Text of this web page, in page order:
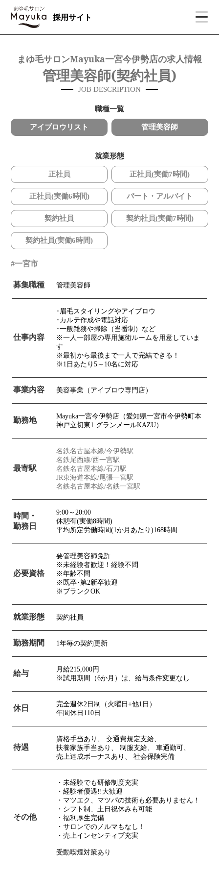
採用サイト
まゆ毛サロンMayuka一宮今伊勢店の求人情報
管理美容師(契約社員)
JOB DESCRIPTION
職種一覧
アイブロウリスト 管理美容師
就業形態
正社員 正社員(実働7時間)
正社員(実働6時間) パート・アルバイト
契約社員 契約社員(実働7時間)
契約社員(実働6時間)
一宮市
募集職種 管理美容師
仕事内容
･眉毛スタイリングやアイブロウ
･カルテ作成や電話対応
･一般雑務や掃除（当番制）など
※一人一部屋の専用施術ルームを用意していま
す
※最初から最後まで一人で完結できる！
※1日あたり5～10名に対応
事業内容 美容事業（アイブロウ専門店）
勤務地
Mayuka一宮今伊勢店（愛知県一宮市今伊勢町本
神戸立切東1 グランメールKAZU）
最寄駅
名鉄名古屋本線/今伊勢駅
名鉄尾西線/西一宮駅
名鉄名古屋本線/石刀駅
JR東海道本線/尾張一宮駅
名鉄名古屋本線/名鉄一宮駅
時間・
勤務日
9:00～20:00
休憩有(実働8時間)
平均所定労働時間(1か月あたり)168時間
必要資格
要管理美容師免許
※未経験者歓迎！経験不問
※年齢不問
※既卒･第2新卒歓迎
※ブランクOK
就業形態 契約社員
勤務期間 1年毎の契約更新
給与
月給215,000円
※試用期間（6か月）は、給与条件変更なし
休日
完全週休2日制（火曜日+他1日）
年間休日110日
待遇
資格手当あり、
交通費規定支給、
扶養家族手当あり、
制服支給、
車通勤可、
売上達成ボーナスあり、
社会保険完備
その他
・未経験でも研修制度充実
・経験者優遇!!大歓迎
・マツエク、マツパの技術も必要ありません！
・シフト制、土日祝休みも可能
・福利厚生完備
・サロンでのノルマもなし！
・売上インセンティブ充実
受動喫煙対策あり